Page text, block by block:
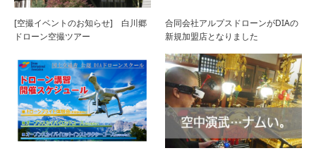
[空撮イベントのお知らせ] 白川郷
ドローン空撮ツアー
合同会社アルプスドローンがDIAの
新規加盟店となりました